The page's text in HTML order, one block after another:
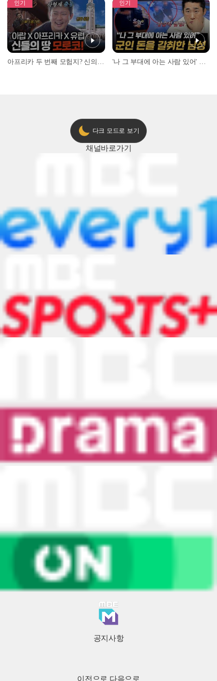
인기 인기
다크 모드로 보기
채널바로가기
공지사항
이전으로 다음으로